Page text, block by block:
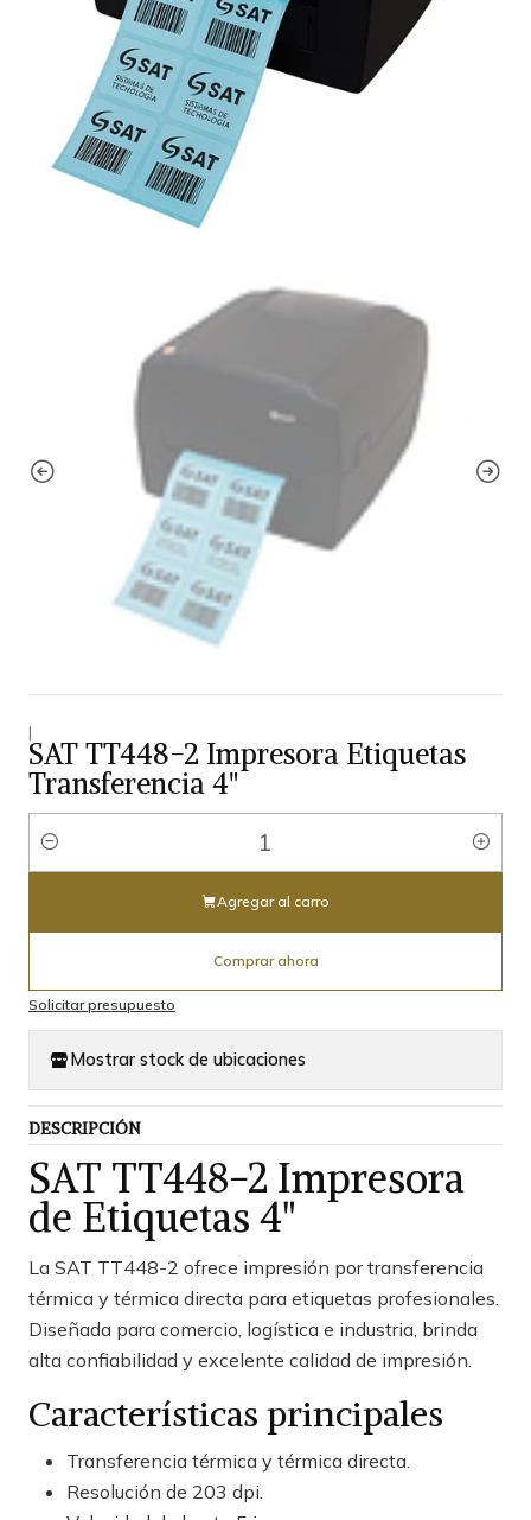
|
SAT TT448-2 Impresora Etiquetas
Transferencia 4"
Cantidad
Agregar al carro
Comprar ahora
Solicitar presupuesto
Mostrar stock de ubicaciones
DESCRIPCIÓN
SAT TT448-2 Impresora
de Etiquetas 4"
La SAT TT448-2 ofrece impresión por transferencia
térmica y térmica directa para etiquetas profesionales.
Diseñada para comercio, logística e industria, brinda
alta confiabilidad y excelente calidad de impresión.
Características principales
Transferencia térmica y térmica directa.
Resolución de 203 dpi.